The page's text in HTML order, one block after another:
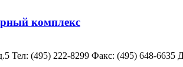
комплекс
Teл: (495) 222-8299 Факс: (495) 648-6635